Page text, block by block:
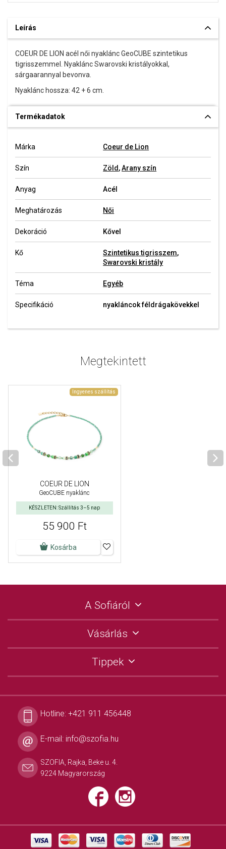
Leírás
COEUR DE LION acél női nyaklánc GeoCUBE szintetikus
tigrisszemmel. Nyaklánc Swarovski kristályokkal,
sárgaarannyal bevonva.
Nyaklánc hossza: 42 + 6 cm.
Termékadatok
Márka Coeur de Lion
Szín Zöld ,Arany szín
Anyag Acél
Meghatározás Női
Dekoráció Kővel
Kő Szintetikus tigrisszem,
Swarovski kristály
Téma Egyéb
Specifikáció nyakláncok féldrágakövekkel
Megtekintett
Ingyenes szállítás
COEUR DE LION
GeoCUBE nyaklánc
KÉSZLETEN: Szállítás 3–5 nap
55 900 Ft
Kosárba
A Sofiáról
Vásárlás
Tippek
Hotline: +421 911 456448
E-mail: info@szofia.hu
SZOFIA, Rajka, Beke u. 4.
9224 Magyarország